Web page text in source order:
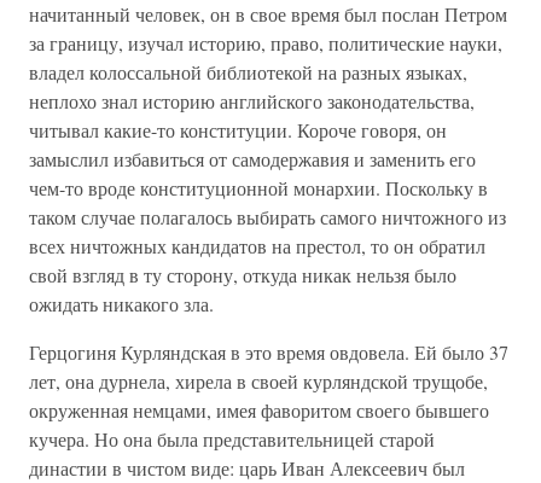
начитанный человек, он в свое время был послан Петром
за границу, изучал историю, право, политические науки,
владел колоссальной библиотекой на разных языках,
неплохо знал историю английского законодательства,
читывал какие-то конституции. Короче говоря, он
замыслил избавиться от самодержавия и заменить его
чем-то вроде конституционной монархии. Поскольку в
таком случае полагалось выбирать самого ничтожного из
всех ничтожных кандидатов на престол, то он обратил
свой взгляд в ту сторону, откуда никак нельзя было
ожидать никакого зла.
Герцогиня Курляндская в это время овдовела. Ей было 37
лет, она дурнела, хирела в своей курляндской трущобе,
окруженная немцами, имея фаворитом своего бывшего
кучера. Но она была представительницей старой
династии в чистом виде: царь Иван Алексеевич был